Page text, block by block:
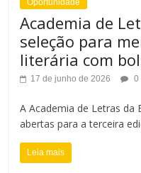
Oportunidade
Academia de
seleção para
literária com
17 de junho de 2026 0
A Academia de Letras da
abertas para a terceira
Leia mais